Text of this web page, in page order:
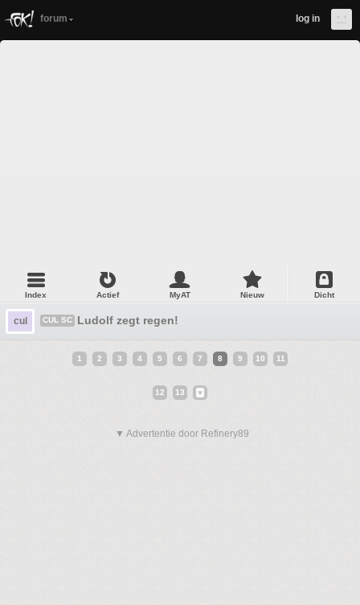
forum log in
Index Actief MyAT Nieuw Dicht
cul CUL SC Ludolf zegt regen!
1 2 3 4 5 6 7 8 9 10 11
12 13
▼ Advertentie door Refinery89